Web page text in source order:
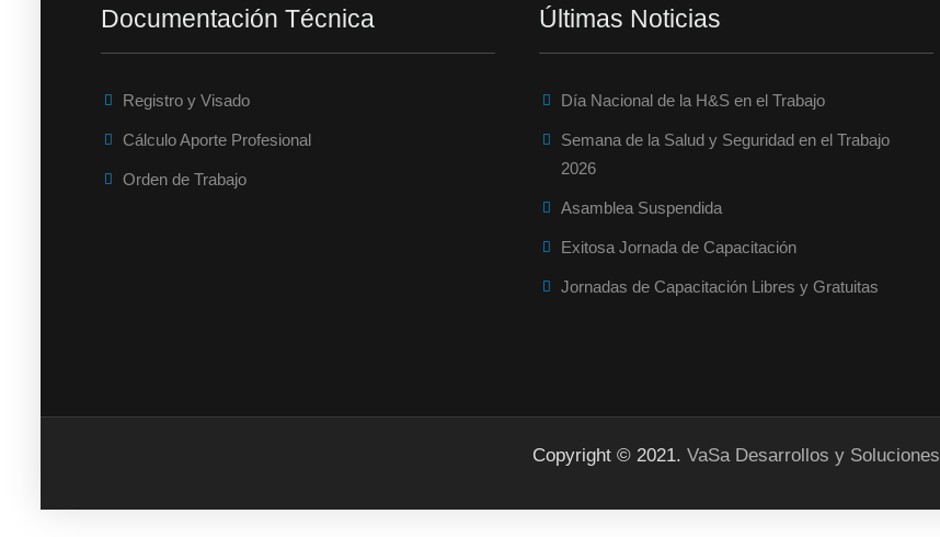
Documentación Técnica
Registro y Visado
Cálculo Aporte Profesional
Orden de Trabajo
Últimas Noticias
Día Nacional de la H&S en el Trabajo
Semana de la Salud y Seguridad en el Trabajo
2026
Asamblea Suspendida
Exitosa Jornada de Capacitación
Jornadas de Capacitación Libres y Gratuitas
Copyright © 2021. VaSa Desarrollos y Soluciones